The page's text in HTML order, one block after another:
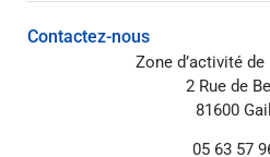
Contactez-nous
Zone d’activité
2 Rue de
81600
05 63 57